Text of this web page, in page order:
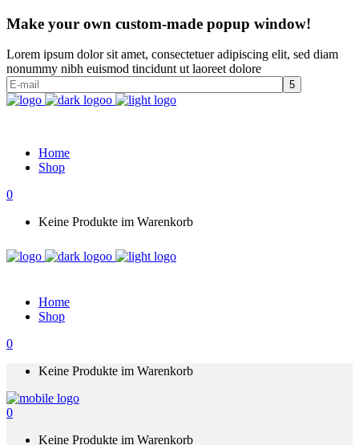
Make your own custom-made popup window!
Lorem ipsum dolor sit amet, consectetuer adipiscing elit, sed diam
nonummy nibh euismod tincidunt ut laoreet dolore
Home
Shop
0
Keine Produkte im Warenkorb
Home
Shop
0
Keine Produkte im Warenkorb
0
Keine Produkte im Warenkorb